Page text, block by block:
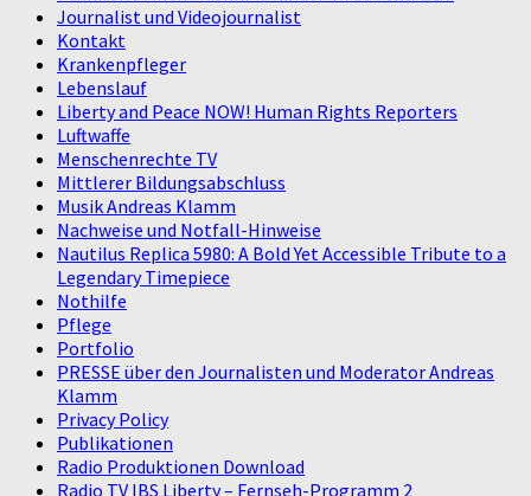
Journalist und Videojournalist
Kontakt
Krankenpfleger
Lebenslauf
Liberty and Peace NOW! Human Rights Reporters
Luftwaffe
Menschenrechte TV
Mittlerer Bildungsabschluss
Musik Andreas Klamm
Nachweise und Notfall-Hinweise
Nautilus Replica 5980: A Bold Yet Accessible Tribute to a
Legendary Timepiece
Nothilfe
Pflege
Portfolio
PRESSE über den Journalisten und Moderator Andreas
Klamm
Privacy Policy
Publikationen
Radio Produktionen Download
Radio TV IBS Liberty – Fernseh-Programm 2